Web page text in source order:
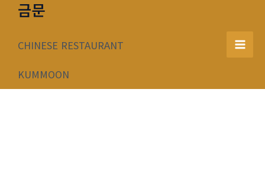
너
금문
CHINESE RESTAURANT
KUMMOON
Main